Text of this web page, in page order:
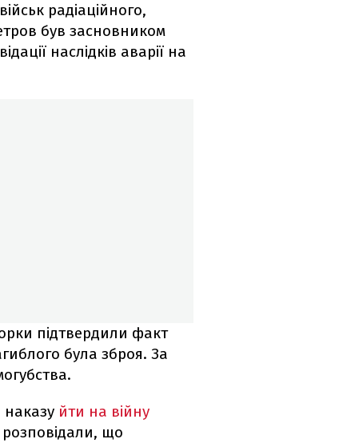
радіаційного,
був засновником
наслідків аварії на
підтвердили факт
була зброя. За
наказу йти на війну
що